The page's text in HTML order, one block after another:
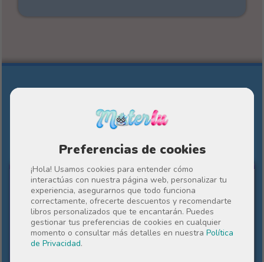
Preferencias de cookies
¡Hola! Usamos cookies para entender cómo
interactúas con nuestra página web, personalizar tu
experiencia, asegurarnos que todo funciona
correctamente, ofrecerte descuentos y recomendarte
libros personalizados que te encantarán. Puedes
gestionar tus preferencias de cookies en cualquier
momento o consultar más detalles en nuestra Política
de Privacidad.
Otros cuentos personalizados de
Materlu